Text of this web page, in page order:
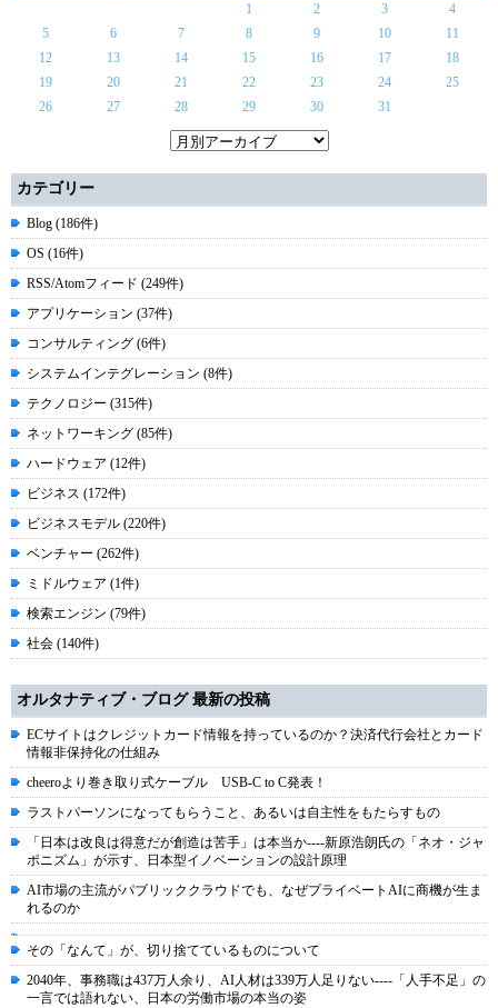
1
2 3
4
5
6 7 8 9 10
11
12
13 14 15 16 17
18
19
20 21 22 23 24
25
26
27 28 29 30 31
カテゴリー
Blog (186件)
OS (16件)
RSS/Atomフィード (249件)
アプリケーション (37件)
コンサルティング (6件)
システムインテグレーション (8件)
テクノロジー (315件)
ネットワーキング (85件)
ハードウェア (12件)
ビジネス (172件)
ビジネスモデル (220件)
ベンチャー (262件)
ミドルウェア (1件)
検索エンジン (79件)
社会 (140件)
オルタナティブ・ブログ 最新の投稿
ECサイトはクレジットカード情報を持っているのか？決済代行会社とカード
情報非保持化の仕組み
cheeroより巻き取り式ケーブル USB-C to C発表！
ラストパーソンになってもらうこと、あるいは自主性をもたらすもの
「日本は改良は得意だが創造は苦手」は本当か----新原浩朗氏の「ネオ・ジャ
ポニズム」が示す、日本型イノベーションの設計原理
AI市場の主流がパブリッククラウドでも、なぜプライベートAIに商機が生ま
れるのか
その「なんて」が、切り捨てているものについて
2040年、事務職は437万人余り、AI人材は339万人足りない----「人手不足」の
一言では語れない、日本の労働市場の本当の姿